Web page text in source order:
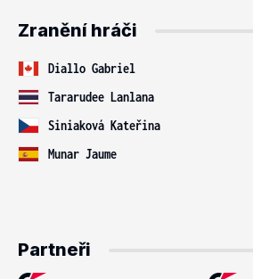
Zranění hráči
Diallo Gabriel
Tararudee Lanlana
Siniaková Kateřina
Munar Jaume
Partneři